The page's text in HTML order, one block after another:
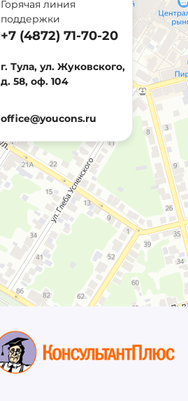
Горячая линия
поддержки
+7 (4872) 71-70-20
г. Тула, ул. Жуковского,
д. 58, оф. 104
office@youcons.ru